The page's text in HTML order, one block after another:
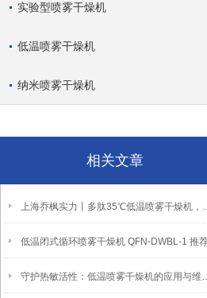
实验型喷雾干燥机
低温喷雾干燥机
纳米喷雾干燥机
相关文章
上海乔枫实力丨多肽
低温闭式循环喷雾干燥机 QFN-DWBL-1 推
守护热敏活性：低温